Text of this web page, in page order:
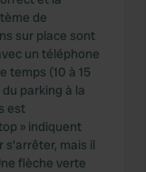
de
sur place sont
un téléphone
temps (10 à 15
parking à la
est
» indiquent
s'arrêter, mais il
flèche verte